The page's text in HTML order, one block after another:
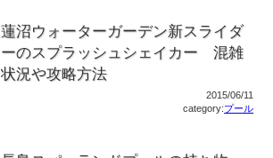
蓮沼ウォーターガーデン新スライダ
ーのスプラッシュシェイカー 混雑
状況や攻略方法
2015/06/11
category:プール